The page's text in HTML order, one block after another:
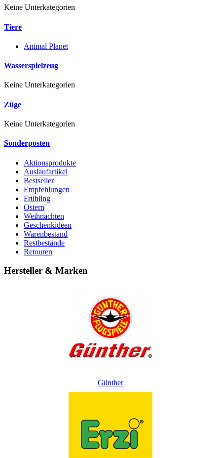
Keine Unterkategorien
Tiere
Animal Planet
Wasserspielzeug
Keine Unterkategorien
Züge
Keine Unterkategorien
Sonderposten
Aktionsprodukte
Auslaufartikel
Bestseller
Empfehlungen
Frühling
Ostern
Weihnachten
Geschenkideen
Warenbestand
Restbestände
Retouren
Hersteller & Marken
Günther